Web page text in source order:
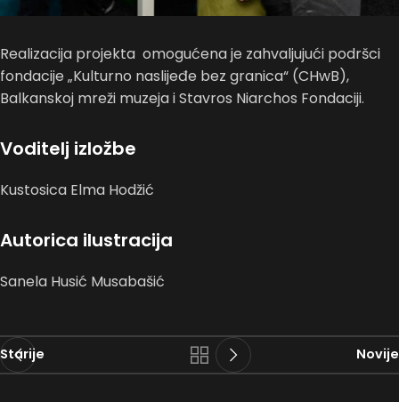
Realizacija projekta omogućena je zahvaljujući podršci
fondacije „Kulturno naslijeđe bez granica“ (CHwB),
Balkanskoj mreži muzeja i Stavros Niarchos Fondaciji.
Voditelj izložbe
Kustosica Elma Hodžić
Autorica ilustracija
Sanela Husić Musabašić
Starije Novije